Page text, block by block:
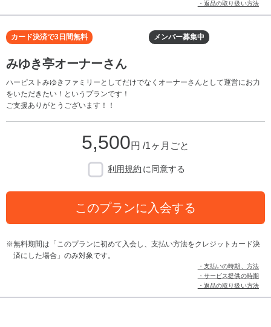
・返品の取り扱い方法
メンバー募集中
カード決済で3日間無料
みゆき亭オーナーさん
ハーピストみゆきファミリーとしてだけでなくオーナーさんとして運営にお力
をいただきたい！というプランです！
ご支援ありがとうございます！！
5,500円 /1ヶ月ごと
利用規約 に同意する
このプランに入会する
無料期間は「このプランに初めて入会し、支払い方法をクレジットカード決
済にした場合」のみ対象です。
・支払いの時期、方法
・サービス提供の時期
・返品の取り扱い方法